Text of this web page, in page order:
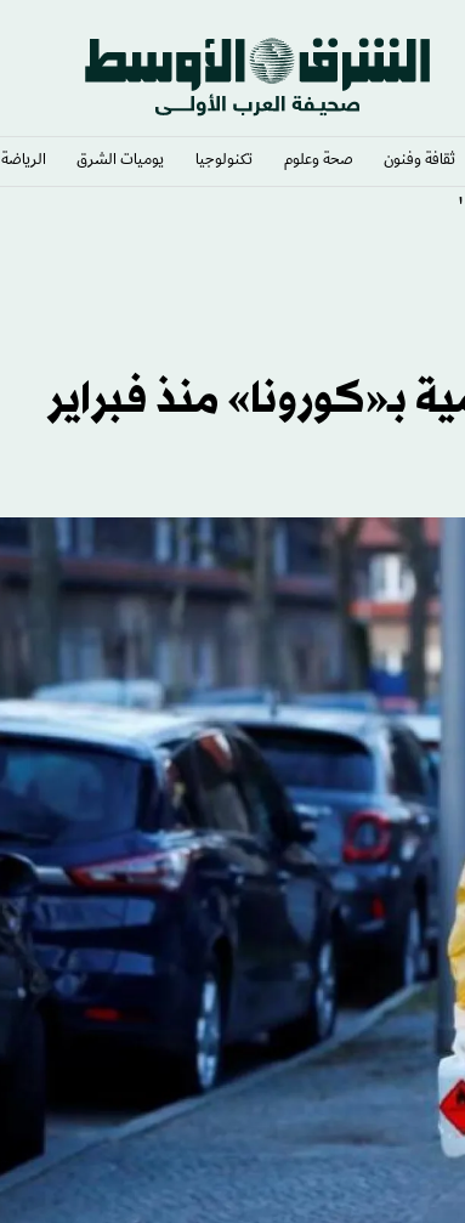
ثقافة وفنون صحة وعلوم تكنولوجيا يوميات الشرق​ الرياضة
بـ«كورونا» منذ فبراير